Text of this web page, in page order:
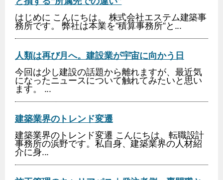
はじめに こんにちは。 株式会社エステム建築事
務所です。 弊社は本業を“積算事務所“と...
人類は再び月へ。建設業が宇宙に向かう日
今回は少し建設の話題から離れますが、最近気
になったニュースについて触れてみたいと思い
ます。 ...
建築業界のトレンド変遷
建築業界のトレンド変遷 こんにちは、転職設計
事務所の浜野です。私自身、建築業界の人材紹
介に身...